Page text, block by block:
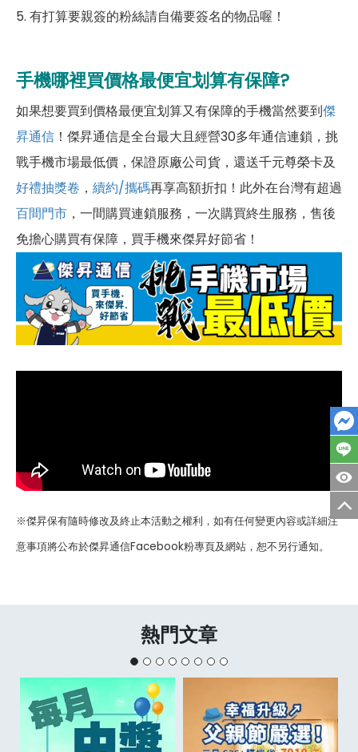
5. 有打算要親簽的粉絲請自備要簽名的物品喔！
手機哪裡買價格最便宜划算有保障?
如果想要買到價格最便宜划算又有保障的手機當然要到傑
昇通信 ！傑昇通信是全台最大且經營30多年通信連鎖，挑
戰手機市場最低價，保證原廠公司貨，還送千元尊榮卡及
好禮抽獎卷 ， 續約/攜碼再享高額折扣！此外在台灣有超過
百間門市 ，一間購買連鎖服務，一次購買終生服務，售後
免擔心購買有保障，買手機來傑昇好節省！
※傑昇保有隨時修改及終止本活動之權利，如有任何變更內容或詳細注
意事項將公布於傑昇通信Facebook粉專頁及網站，恕不另行通知。
熱門文章